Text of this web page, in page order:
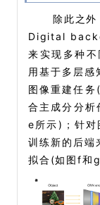
除此之外，
Digital
来实现多种
用基于多层感
图像重建任
合主成分分
e所示)；针对
训练新的后端
拟合(如图f和g